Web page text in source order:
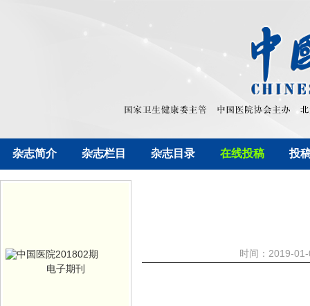
杂志简介 杂志栏目 杂志目录 在线投稿 投
电子期刊
时间：2019-